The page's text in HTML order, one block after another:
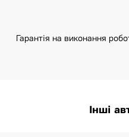
Гарантія на виконання
Інші